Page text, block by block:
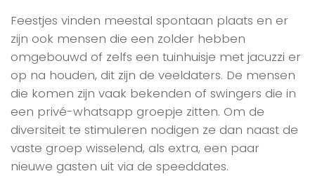
Feestjes vinden meestal spontaan plaats en er
zijn ook mensen die een zolder hebben
omgebouwd of zelfs een tuinhuisje met jacuzzi er
op na houden, dit zijn de veeldaters. De mensen
die komen zijn vaak bekenden of swingers die in
een privé-whatsapp groepje zitten. Om de
diversiteit te stimuleren nodigen ze dan naast de
vaste groep wisselend, als extra, een paar
nieuwe gasten uit via de speeddates.